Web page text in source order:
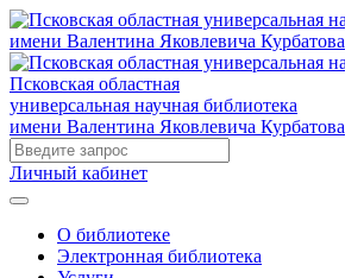
Псковская областная
универсальная научная библиотека
имени Валентина Яковлевича Курбатова
Личный кабинет
О библиотеке
Электронная библиотека